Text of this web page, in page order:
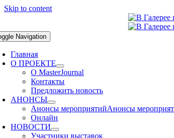
Skip to content
Navigation
Главная
О ПРОЕКТЕ
О MasterJournal
Контакты
Предложить новость
АНОНСЫ
Анонсы мероприятийАнонсы
Онлайн
НОВОСТИ
Участники выставок